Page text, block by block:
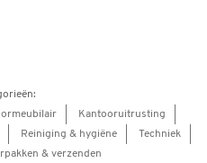
Kantooruitrusting
Reiniging & hygiëne
Techniek
& verzenden